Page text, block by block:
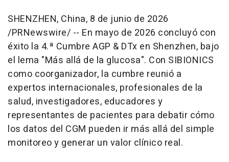
SHENZHEN, China, 8 de junio de 2026
/PRNewswire/ -- En mayo de 2026 concluyó con
éxito la 4.ª Cumbre AGP & DTx en Shenzhen, bajo
el lema "Más allá de la glucosa". Con SIBIONICS
como coorganizador, la cumbre reunió a
expertos internacionales, profesionales de la
salud, investigadores, educadores y
representantes de pacientes para debatir cómo
los datos del CGM pueden ir más allá del simple
monitoreo y generar un valor clínico real.